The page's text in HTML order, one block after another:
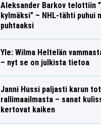
Aleksander Barkov telottiin
kylmäksi” – NHL-tähti puhui
puhtaaksi
Yle: Wilma Heltelän
– nyt se on julkista tietoa
Janni Hussi paljasti karun
rallimaailmasta – sanat
kertovat kaiken